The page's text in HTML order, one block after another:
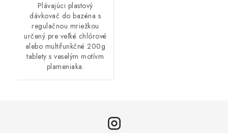
Plávajúci plastový
dávkovač do bazéna s
regulačnou mriežkou
určený pre veľké chlórové
alebo multifunkčné 200g
tablety s veselým motívm
plameniaka.